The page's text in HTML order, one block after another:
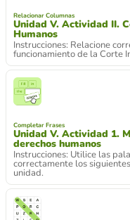
Relacionar Columnas
Unidad V. Actividad II.
Humanos
Instrucciones: Relacione
funcionamiento de la Corte
Completar Frases
Unidad V. Actividad 1.
derechos humanos
Instrucciones: Utilice las
correctamente los
unidad.